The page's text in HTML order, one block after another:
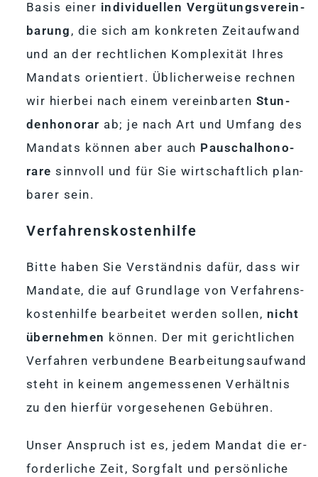
Ba­sis ei­ner in­di­vi­du­el­len Ver­gü­tungs­ver­ein­
ba­rung , die sich am kon­kre­ten Zeit­auf­wand
und an der recht­li­chen Kom­ple­xi­tät Ih­res
Man­dats ori­en­tiert. Üb­li­cher­weise rech­nen
wir hier­bei nach ei­nem ver­ein­bar­ten Stun­
den­ho­no­rar ab; je nach Art und Um­fang des
Man­dats kön­nen aber auch Pau­schal­ho­no­
rare sinn­voll und für Sie wirt­schaft­lich plan­
ba­rer sein.
Ver­fah­rens­kos­ten­hilfe
Bitte ha­ben Sie Ver­ständ­nis da­für, dass wir
Man­date, die auf Grund­lage von Ver­fah­rens­
kos­ten­hilfe be­ar­bei­tet wer­den sol­len, nicht
über­neh­men kön­nen. Der mit ge­richt­li­chen
Ver­fah­ren ver­bun­dene Be­ar­bei­tungs­auf­wand
steht in kei­nem an­ge­mes­se­nen Ver­hält­nis
zu den hier­für vor­ge­se­he­nen Gebühren.
Un­ser An­spruch ist es, je­dem Man­dat die er­
for­der­li­che Zeit, Sorg­falt und per­sön­li­che